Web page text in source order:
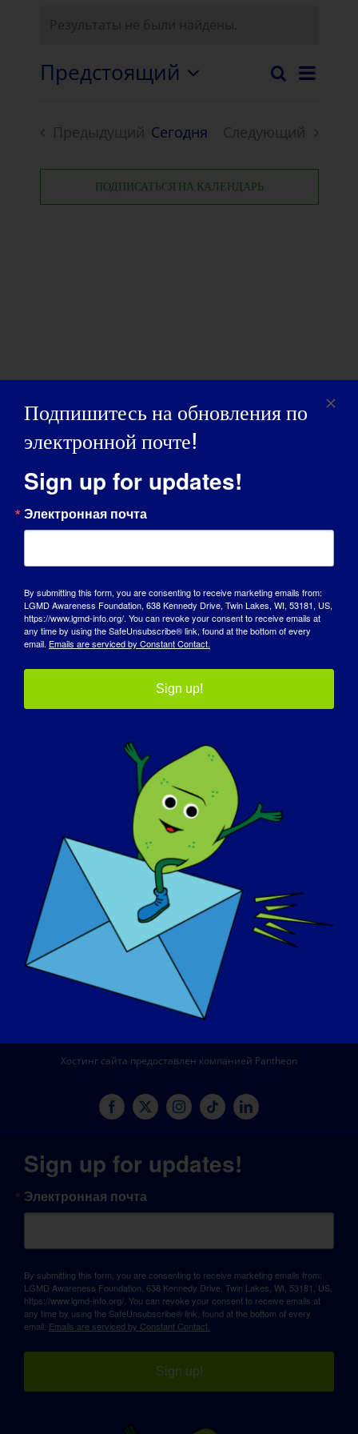
Результаты не были найдены.
Поиск
ПоискСписок
Предстоящий
Предыдущий Сегодня
Следующий
ПОДПИСАТЬСЯ НА КАЛЕНДАРЬ
ДЕНЬ ОСВЕДОМЛЕННОСТИ
ПРОЖЕКТОРЫ
СОБЫТИЯ
СВЯЗАТЬСЯ С
МАГАЗИН
ПОЖЕРТВОВАТЬ
Хостинг сайта предоставлен компанией Pantheon
Sign up for updates!
Электронная почта
By submitting this form, you are consenting to receive marketing emails from:
LGMD Awareness Foundation, 638 Kennedy Drive, Twin Lakes, WI, 53181, US,
https://www.lgmd-info.org/. You can revoke your consent to receive emails at
any time by using the SafeUnsubscribe® link, found at the bottom of every
email. Emails are serviced by Constant Contact.
Sign up!
Подпишитесь на обновления по
электронной почте!
Sign up for updates!
Электронная почта
By submitting this form, you are consenting to receive marketing emails from:
LGMD Awareness Foundation, 638 Kennedy Drive, Twin Lakes, WI, 53181, US,
https://www.lgmd-info.org/. You can revoke your consent to receive emails at
any time by using the SafeUnsubscribe® link, found at the bottom of every
email. Emails are serviced by Constant Contact.
Sign up!